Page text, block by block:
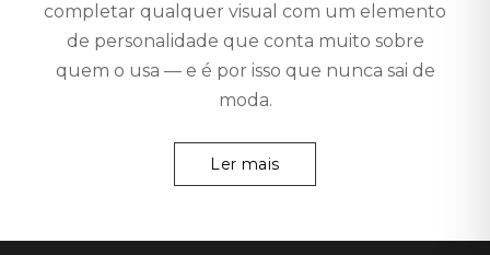
completar qualquer visual com um elemento
de personalidade que conta muito sobre
quem o usa — e é por isso que nunca sai de
moda.
Ler mais